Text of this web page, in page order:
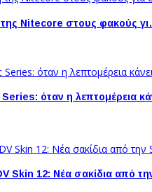
Nitecore στους φακούς
όταν η λεπτομέρεια
Skin 12: Νέα σακίδια από